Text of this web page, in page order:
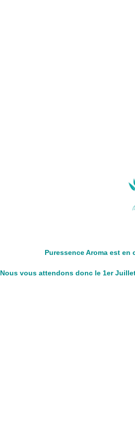
Puressence Aroma est
Nous vous attendons donc le 1er